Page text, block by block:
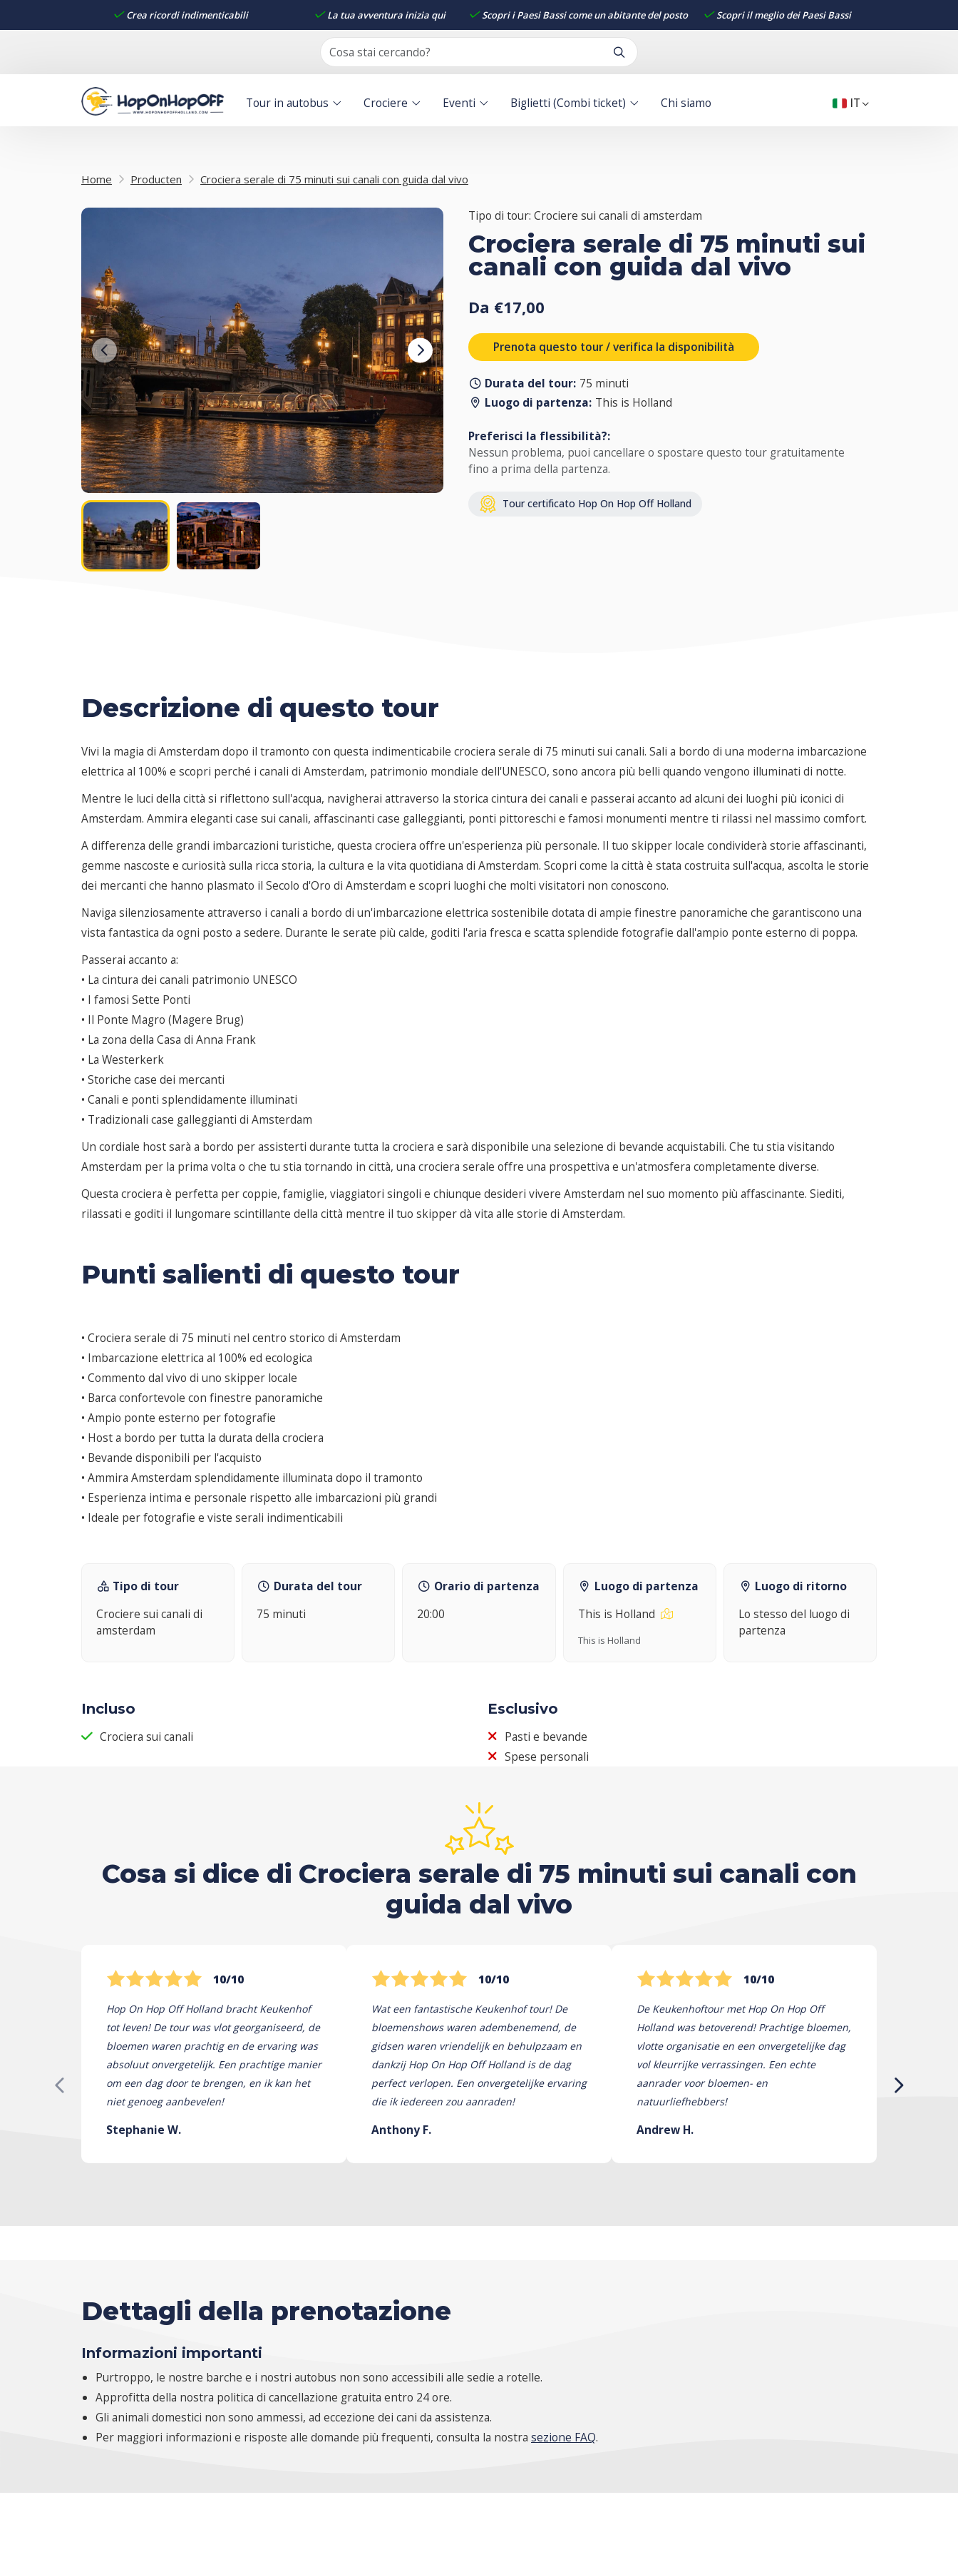
Crea ricordi indimenticabili La tua avventura inizia qui Scopri i Paesi Bassi come un abitante del posto Scopri il meglio dei Paesi Bassi
Tour in autobus Crociere Eventi Biglietti (Combi ticket) Chi siamo IT
Home Producten Crociera serale di 75 minuti sui canali con guida dal vivo
Tipo di tour: Crociere sui canali di amsterdam
Crociera serale di 75 minuti sui
canali con guida dal vivo
Da €17,00
Prenota questo tour / verifica la disponibilità
Durata del tour: 75 minuti
Luogo di partenza: This is Holland
Preferisci la flessibilità?:
Nessun problema, puoi cancellare o spostare questo tour gratuitamente
fino a prima della partenza.
Tour certificato Hop On Hop Off Holland
Descrizione di questo tour
Vivi la magia di Amsterdam dopo il tramonto con questa indimenticabile crociera serale di 75 minuti sui canali. Sali a bordo di una moderna imbarcazione
elettrica al 100% e scopri perché i canali di Amsterdam, patrimonio mondiale dell'UNESCO, sono ancora più belli quando vengono illuminati di notte.
Mentre le luci della città si riflettono sull'acqua, navigherai attraverso la storica cintura dei canali e passerai accanto ad alcuni dei luoghi più iconici di
Amsterdam. Ammira eleganti case sui canali, affascinanti case galleggianti, ponti pittoreschi e famosi monumenti mentre ti rilassi nel massimo comfort.
A differenza delle grandi imbarcazioni turistiche, questa crociera offre un'esperienza più personale. Il tuo skipper locale condividerà storie affascinanti,
gemme nascoste e curiosità sulla ricca storia, la cultura e la vita quotidiana di Amsterdam. Scopri come la città è stata costruita sull'acqua, ascolta le storie
dei mercanti che hanno plasmato il Secolo d'Oro di Amsterdam e scopri luoghi che molti visitatori non conoscono.
Naviga silenziosamente attraverso i canali a bordo di un'imbarcazione elettrica sostenibile dotata di ampie finestre panoramiche che garantiscono una
vista fantastica da ogni posto a sedere. Durante le serate più calde, goditi l'aria fresca e scatta splendide fotografie dall'ampio ponte esterno di poppa.
Passerai accanto a:
• La cintura dei canali patrimonio UNESCO
• I famosi Sette Ponti
• Il Ponte Magro (Magere Brug)
• La zona della Casa di Anna Frank
• La Westerkerk
• Storiche case dei mercanti
• Canali e ponti splendidamente illuminati
• Tradizionali case galleggianti di Amsterdam
Un cordiale host sarà a bordo per assisterti durante tutta la crociera e sarà disponibile una selezione di bevande acquistabili. Che tu stia visitando
Amsterdam per la prima volta o che tu stia tornando in città, una crociera serale offre una prospettiva e un'atmosfera completamente diverse.
Questa crociera è perfetta per coppie, famiglie, viaggiatori singoli e chiunque desideri vivere Amsterdam nel suo momento più affascinante. Siediti,
rilassati e goditi il lungomare scintillante della città mentre il tuo skipper dà vita alle storie di Amsterdam.
Punti salienti di questo tour
• Crociera serale di 75 minuti nel centro storico di Amsterdam
• Imbarcazione elettrica al 100% ed ecologica
• Commento dal vivo di uno skipper locale
• Barca confortevole con finestre panoramiche
• Ampio ponte esterno per fotografie
• Host a bordo per tutta la durata della crociera
• Bevande disponibili per l'acquisto
• Ammira Amsterdam splendidamente illuminata dopo il tramonto
• Esperienza intima e personale rispetto alle imbarcazioni più grandi
• Ideale per fotografie e viste serali indimenticabili
Tipo di tour
Crociere sui canali di
amsterdam
Durata del tour
75 minuti
Orario di partenza
20:00
Luogo di partenza
This is Holland
This is Holland
Luogo di ritorno
Lo stesso del luogo di
partenza
Incluso
Crociera sui canali
Esclusivo
Pasti e bevande
Spese personali
Cosa si dice di Crociera serale di 75 minuti sui canali con
guida dal vivo
10/10
Hop On Hop Off Holland bracht Keukenhof
tot leven! De tour was vlot georganiseerd, de
bloemen waren prachtig en de ervaring was
absoluut onvergetelijk. Een prachtige manier
om een ​​dag door te brengen, en ik kan het
niet genoeg aanbevelen!
Stephanie W.
10/10
Wat een fantastische Keukenhof tour! De
bloemenshows waren adembenemend, de
gidsen waren vriendelijk en behulpzaam en
dankzij Hop On Hop Off Holland is de dag
perfect verlopen. Een onvergetelijke ervaring
die ik iedereen zou aanraden!
Anthony F.
10/10
De Keukenhoftour met Hop On Hop Off
Holland was betoverend! Prachtige bloemen,
vlotte organisatie en een onvergetelijke dag
vol kleurrijke verrassingen. Een echte
aanrader voor bloemen- en
natuurliefhebbers!
Andrew H.
perfetta.
Dettagli della prenotazione
Informazioni importanti
Purtroppo, le nostre barche e i nostri autobus non sono accessibili alle sedie a rotelle.
Approfitta della nostra politica di cancellazione gratuita entro 24 ore.
Gli animali domestici non sono ammessi, ad eccezione dei cani da assistenza.
Per maggiori informazioni e risposte alle domande più frequenti, consulta la nostra sezione FAQ.